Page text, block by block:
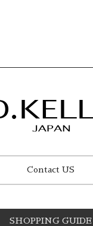
Contact US
SHOPPING GUIDE